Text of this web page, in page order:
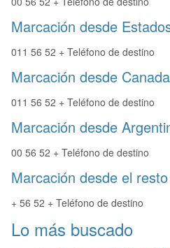
Marcación desde
011 56 52 + Teléfono de destino
Marcación desde
011 56 52 + Teléfono de destino
Marcación desde
00 56 52 + Teléfono de destino
Marcación desde el
+ 56 52 + Teléfono de destino
Lo más buscado